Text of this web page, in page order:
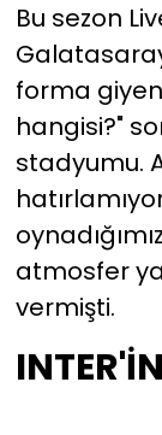
Bu sezon
forma
hangisi?"
stadyumu.
atmosfer
vermişti.